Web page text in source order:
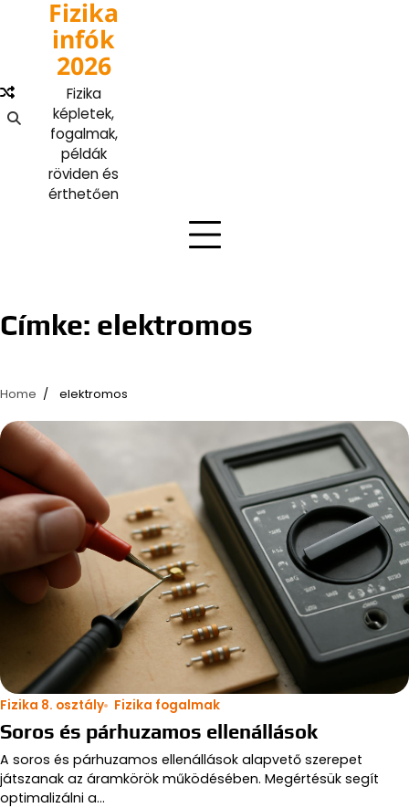
content
Fizika
infók
2026
Fizika
képletek,
fogalmak,
példák
röviden és
érthetően
Címke: elektromos
Home elektromos
Fizika 8. osztály Fizika fogalmak
Soros és párhuzamos ellenállások
A soros és párhuzamos ellenállások alapvető szerepet
játszanak az áramkörök működésében. Megértésük segít
optimalizálni a…